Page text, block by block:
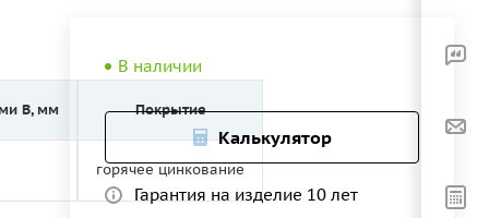
В наличии
Калькулятор
Гарантия на изделие 10 лет
B, мм Покрытие
горячее цинкование